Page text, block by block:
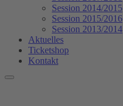
Session 2014/2015
Session 2015/2016
Session 2013/2014
Aktuelles
Ticketshop
Kontakt